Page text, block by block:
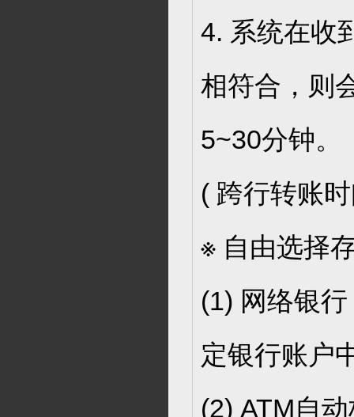
4. 系统在收
相符合，则
5~30分钟。
( 跨行转账
※ 自由选择
(1) 网络银
定银行账户
(2) ATM自